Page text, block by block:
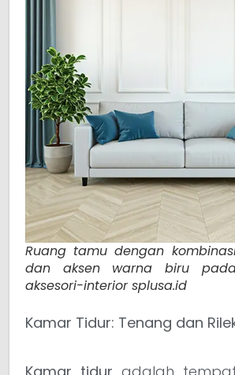
Ruang tamu dengan
dan aksen warna biru
aksesori-interior splusa.id
Kamar Tidur: Tenang dan